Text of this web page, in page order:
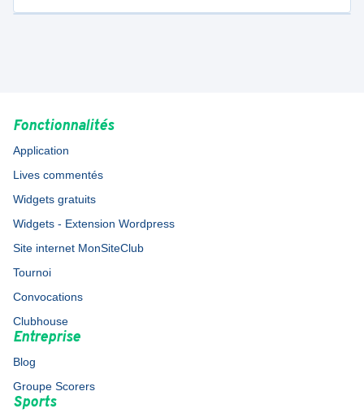
Fonctionnalités
Application
Lives commentés
Widgets gratuits
Widgets - Extension Wordpress
Site internet MonSiteClub
Tournoi
Convocations
Clubhouse
Entreprise
Blog
Groupe Scorers
Sports